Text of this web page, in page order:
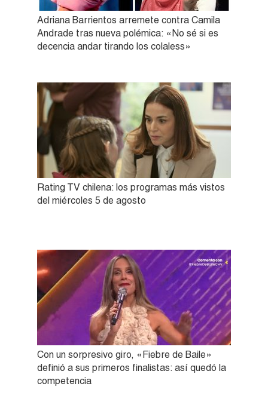
Adriana Barrientos arremete contra Camila
Andrade tras nueva polémica: «No sé si es
decencia andar tirando los colaless»
Rating TV chilena: los programas más vistos
del miércoles 5 de agosto
Con un sorpresivo giro, «Fiebre de Baile»
definió a sus primeros finalistas: así quedó la
competencia